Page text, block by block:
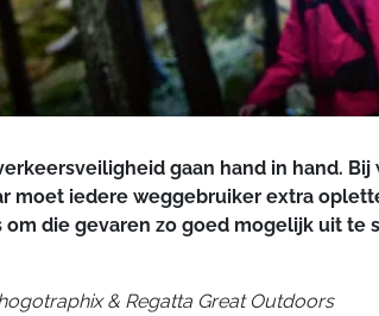
gaan hand in hand.
moet iedere weggebruiker extra
die gevaren zo goed mogelijk uit te
& Regatta Great Outdoors